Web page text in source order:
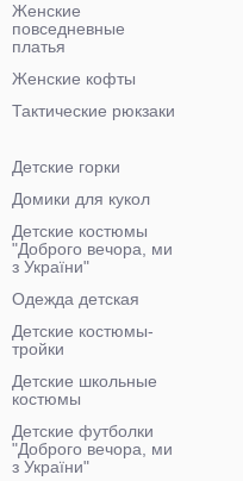
Женские
повседневные
платья
Женские кофты
Тактические рюкзаки
Детские горки
Домики для кукол
Детские костюмы
"Доброго вечора, ми
з України"
Одежда детская
Детские костюмы-
тройки
Детские школьные
костюмы
Детские футболки
"Доброго вечора, ми
з України"